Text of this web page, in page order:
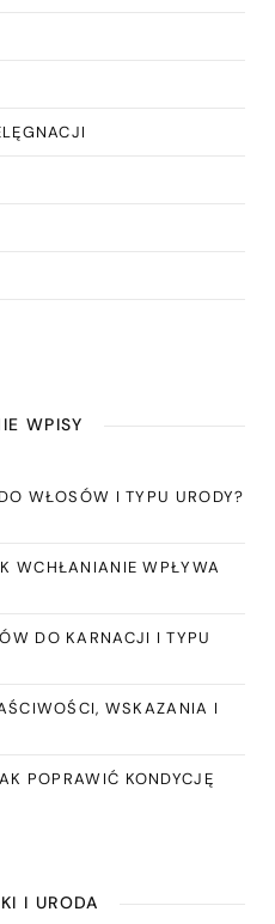
WPISY
WŁOSÓW I TYPU URODY?
WCHŁANIANIE WPŁYWA
DO KARNACJI I TYPU
WSKAZANIA I
POPRAWIĆ KONDYCJĘ
I URODA